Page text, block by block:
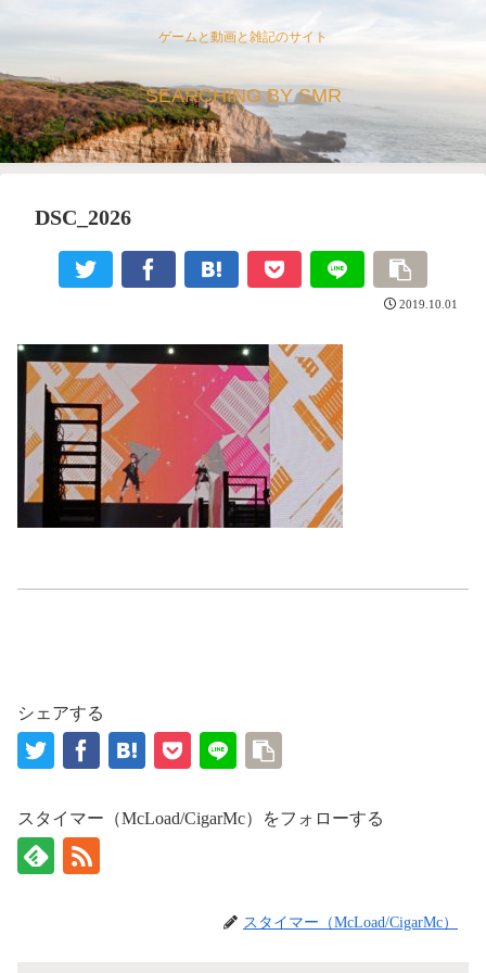
ゲームと動画と雑記のサイト
SEARCHING BY SMR
DSC_2026
2019.10.01
シェアする
スタイマー（McLoad/CigarMc）をフォローする
スタイマー（McLoad/CigarMc）